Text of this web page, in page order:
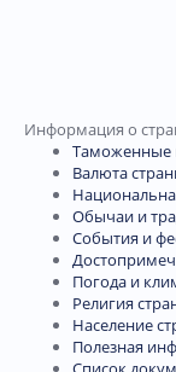
Информация о
Таможенные
Валюта
Обычаи и
События и
Погода и
Религия
Население
Полезная